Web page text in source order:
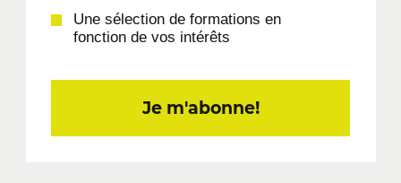
Une sélection de formations en
fonction de vos intérêts
Je m'abonne!